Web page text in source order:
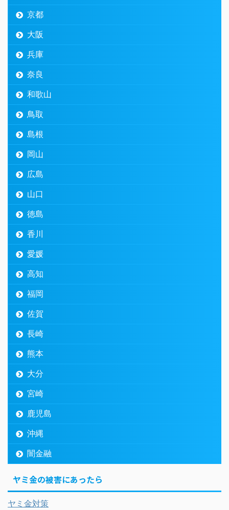
京都
大阪
兵庫
奈良
和歌山
鳥取
島根
岡山
広島
山口
徳島
香川
愛媛
高知
福岡
佐賀
長崎
熊本
大分
宮崎
鹿児島
沖縄
闇金融
ヤミ金の被害にあったら
ヤミ金対策